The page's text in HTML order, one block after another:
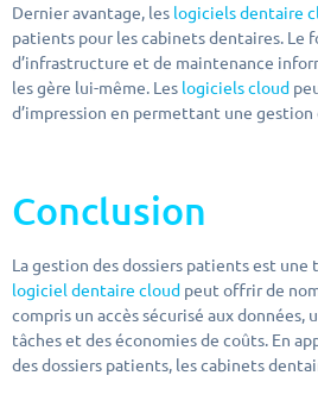
Dernier avantage, les logiciels dentaire
patients pour les cabinets dentaires. Le
d’infrastructure et de maintenance
les gère lui-même. Les logiciels cloud
d’impression en permettant une
Conclusion
La gestion des dossiers patients est
logiciel dentaire cloud peut offrir de
compris un accès sécurisé aux
tâches et des économies de coûts. En
des dossiers patients, les cabinets